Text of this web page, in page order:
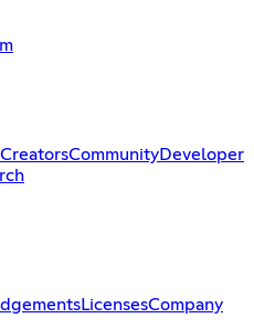
CreatorsCommunityDeveloper
LicensesCompany